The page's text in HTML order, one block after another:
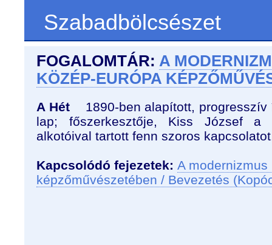
Szabadbölcsészet
FOGALOMTÁR: A
KÖZÉP-EURÓPA
A Hét
1890-ben alapított, progresszív
lap; főszerkesztője, Kiss József a
alkotóival tartott fenn szoros
Kapcsolódó fejezetek: A
képzőművészetében / Bevezetés